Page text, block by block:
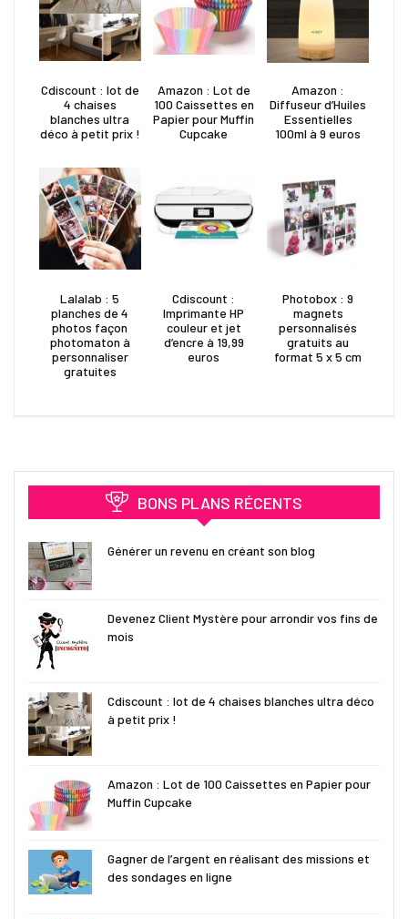
Cdiscount : lot de
4 chaises
blanches ultra
déco à petit prix !
Amazon : Lot de
100 Caissettes en
Papier pour Muffin
Cupcake
Amazon :
Diffuseur d’Huiles
Essentielles
100ml à 9 euros
Lalalab : 5
planches de 4
photos façon
photomaton à
personnaliser
gratuites
Cdiscount :
Imprimante HP
couleur et jet
d’encre à 19,99
euros
Photobox : 9
magnets
personnalisés
gratuits au
format 5 x 5 cm
BONS PLANS RÉCENTS
Générer un revenu en créant son blog
Devenez Client Mystère pour arrondir vos fins de
mois
Cdiscount : lot de 4 chaises blanches ultra déco
à petit prix !
Amazon : Lot de 100 Caissettes en Papier pour
Muffin Cupcake
Gagner de l’argent en réalisant des missions et
des sondages en ligne